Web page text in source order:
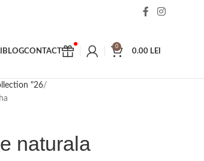
BLOGCONTACT
0
0.00 LEI
"26
naturala